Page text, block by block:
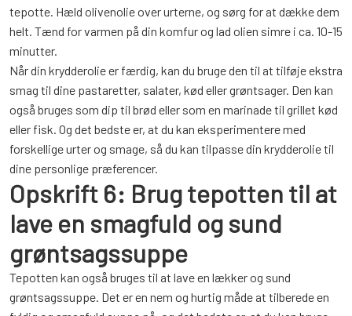
tepotte. Hæld olivenolie over urterne, og sørg for at dække dem
helt. Tænd for varmen på din komfur og lad olien simre i ca. 10-15
minutter.
Når din krydderolie er færdig, kan du bruge den til at tilføje ekstra
smag til dine pastaretter, salater, kød eller grøntsager. Den kan
også bruges som dip til brød eller som en marinade til grillet kød
eller fisk. Og det bedste er, at du kan eksperimentere med
forskellige urter og smage, så du kan tilpasse din krydderolie til
dine personlige præferencer.
Opskrift 6: Brug tepotten til at
lave en smagfuld og sund
grøntsagssuppe
Tepotten kan også bruges til at lave en lækker og sund
grøntsagssuppe. Det er en nem og hurtig måde at tilberede en